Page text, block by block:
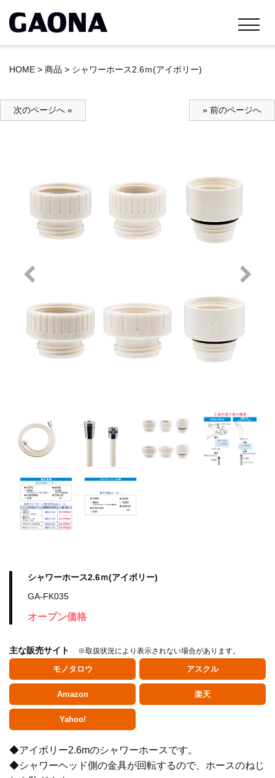
HOME > 商品 > シャワーホース2.6ｍ(アイボリー)
次のページへ « » 前のページへ
シャワーホース2.6ｍ(アイボリー)
GA-FK035
オープン価格
主な販売サイト ※取扱状況により表示されない場合があります。
モノタロウ アスクル
Amazon 楽天
Yahoo!
◆アイボリー2.6mのシャワーホースです。
◆シャワーヘッド側の金具が回転するので、ホースのねじ
水栓金具